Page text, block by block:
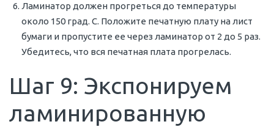
Ламинатор должен прогреться до температуры
около 150 град. С. Положите печатную плату на лист
бумаги и пропустите ее через ламинатор от 2 до 5 раз.
Убедитесь, что вся печатная плата прогрелась.
Шаг 9: Экспонируем
ламинированную